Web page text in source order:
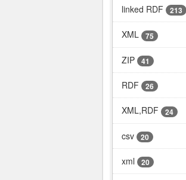
linked RDF 213
XML 75
ZIP 41
RDF 26
XML,RDF 24
csv 20
xml 20